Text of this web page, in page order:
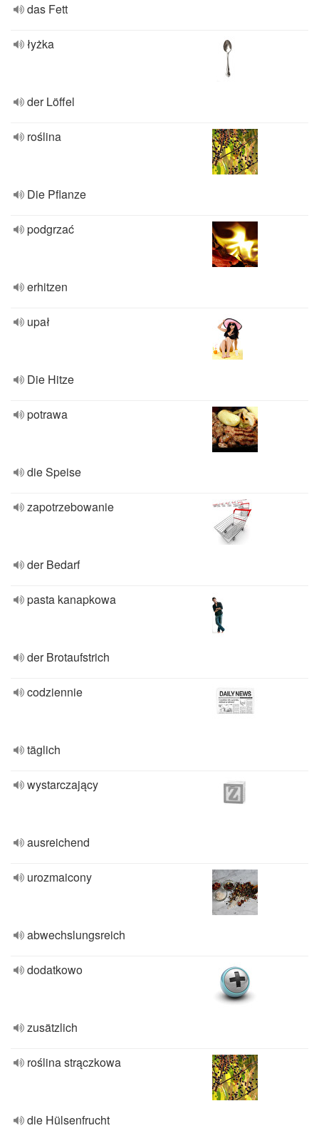
das Fett
łyżka
der Löffel
roślina
Die Pflanze
podgrzać
erhitzen
upał
Die Hitze
potrawa
die Speise
zapotrzebowanie
der Bedarf
pasta kanapkowa
der Brotaufstrich
codziennie
täglich
wystarczający
ausreichend
urozmaicony
abwechslungsreich
dodatkowo
zusätzlich
roślina strączkowa
die Hülsenfrucht